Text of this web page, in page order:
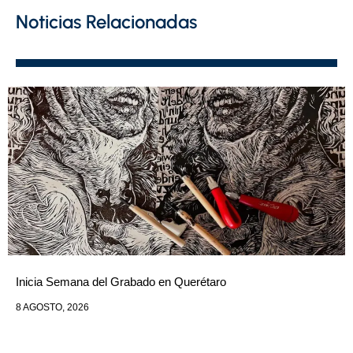
Noticias Relacionadas
Inicia Semana del Grabado en Querétaro
8 AGOSTO, 2026